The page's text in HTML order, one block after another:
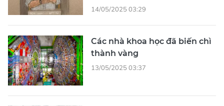
14/05/2025 03:29
Các nhà khoa học đã biến chì
thành vàng
13/05/2025 03:37